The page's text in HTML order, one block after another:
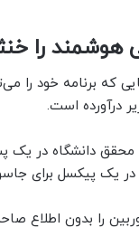
را
که برنامه خود را
درآورده است.
دانشگاه در یک
پیکسل برای
را بدون اطلاع